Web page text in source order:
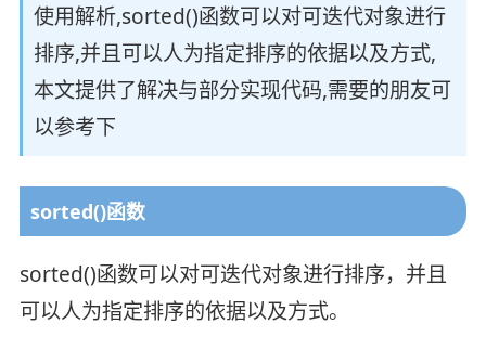
使用解析,sorted()函数可以对可迭代对象进行
排序,并且可以人为指定排序的依据以及方式,
本文提供了解决与部分实现代码,需要的朋友可
以参考下
sorted()函数
sorted()函数可以对可迭代对象进行排序，并且
可以人为指定排序的依据以及方式。